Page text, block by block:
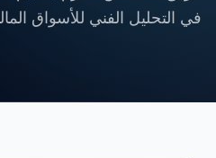
في التحليل الفني للأسواق